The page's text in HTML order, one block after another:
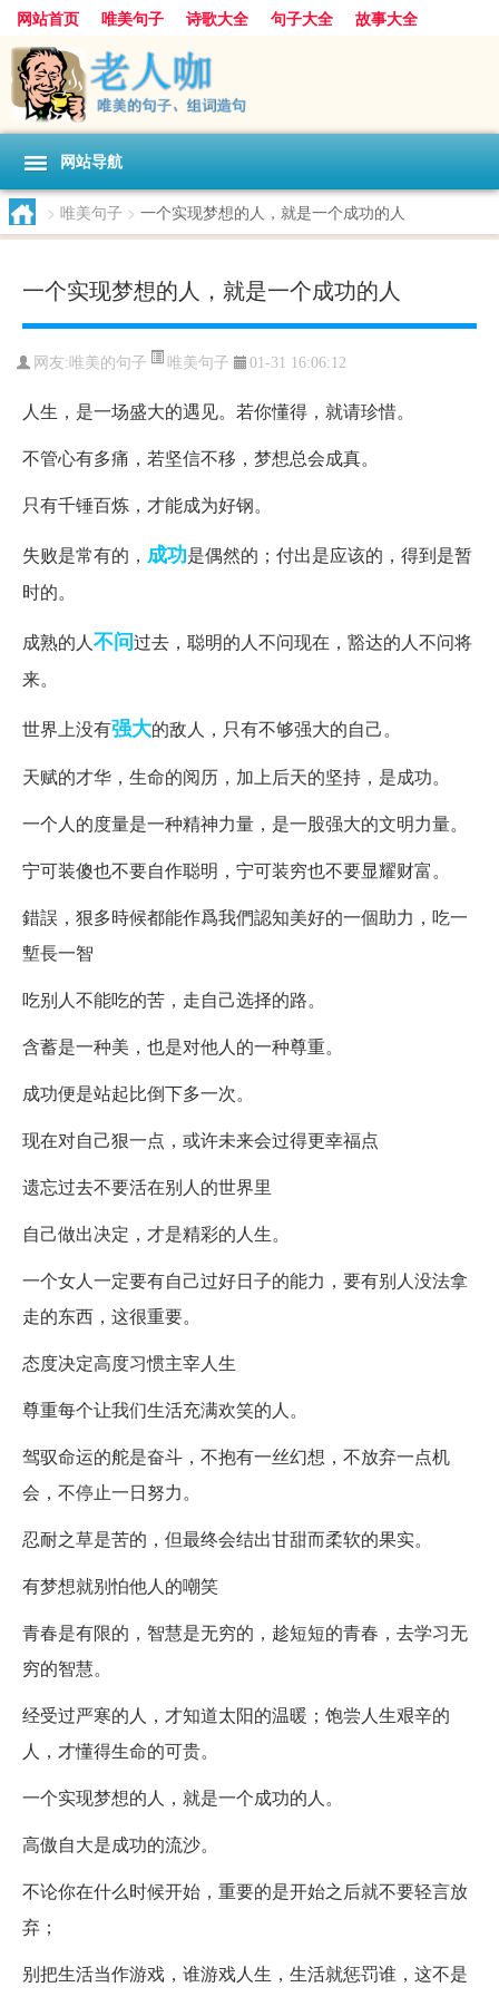
网站首页 唯美句子 诗歌大全 句子大全
故事大全
人生感悟
其他美文 美文欣赏
感人故事
句子分类
网站导航
> 唯美句子 > 一个实现梦想的人，就是一个成功的人
一个实现梦想的人，就是一个成功的人
网友: 唯美的句子 唯美句子 01-31 16:06:12
人生，是一场盛大的遇见。若你懂得，就请珍惜。
不管心有多痛，若坚信不移，梦想总会成真。
只有千锤百炼，才能成为好钢。
失败是常有的， 成功是偶然的；付出是应该的，得到是暂
时的。
成熟的人不问过去，聪明的人不问现在，豁达的人不问将
来。
世界上没有强大的敌人，只有不够强大的自己。
天赋的才华，生命的阅历，加上后天的坚持，是成功。
一个人的度量是一种精神力量，是一股强大的文明力量。
宁可装傻也不要自作聪明，宁可装穷也不要显耀财富。
錯誤，狠多時候都能作爲我們認知美好的一個助力，吃一
塹長一智
吃别人不能吃的苦，走自己选择的路。
含蓄是一种美，也是对他人的一种尊重。
成功便是站起比倒下多一次。
现在对自己狠一点，或许未来会过得更幸福点
遗忘过去不要活在别人的世界里
自己做出决定，才是精彩的人生。
一个女人一定要有自己过好日子的能力，要有别人没法拿
走的东西，这很重要。
态度决定高度习惯主宰人生
尊重每个让我们生活充满欢笑的人。
驾驭命运的舵是奋斗，不抱有一丝幻想，不放弃一点机
会，不停止一日努力。
忍耐之草是苦的，但最终会结出甘甜而柔软的果实。
有梦想就别怕他人的嘲笑
青春是有限的，智慧是无穷的，趁短短的青春，去学习无
穷的智慧。
经受过严寒的人，才知道太阳的温暖；饱尝人生艰辛的
人，才懂得生命的可贵。
一个实现梦想的人，就是一个成功的人。
高傲自大是成功的流沙。
不论你在什么时候开始，重要的是开始之后就不要轻言放
弃；
别把生活当作游戏，谁游戏人生，生活就惩罚谁，这不是